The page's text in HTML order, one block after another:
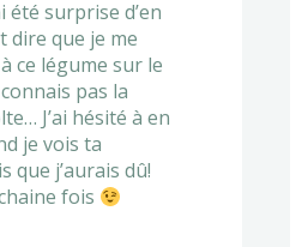
été surprise d’en
dire que je me
ce légume sur le
pas la
J’ai hésité à en
je vois ta
que j’aurais dû!
fois